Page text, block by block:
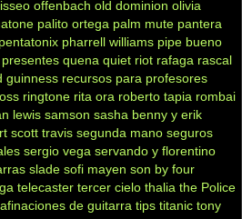
offenbach old dominion olivia
palito ortega palm mute pantera
pentatonix pharrell williams pipe bueno
presentes quena quiet riot rafaga rascal
guinness recursos para profesores
ringtone rita ora roberto tapia rombai
lewis samson sasha benny y erik
scott travis segunda mano seguros
sergio vega servando y florentino
slade sofi mayen son by four
telecaster tercer cielo thalia the Police
de guitarra tips titanic tony